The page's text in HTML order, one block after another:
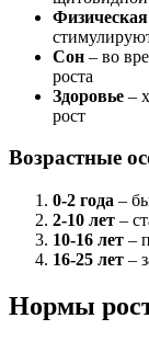
Сон – во
роста
Здоровье –
рост
Возрастные
0-2 года –
2-10 лет –
10-16 лет –
16-25 лет –
Нормы